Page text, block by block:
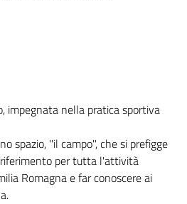
impegnata nella pratica sportiva
spazio, ''il campo'', che si prefigge
per tutta l'attività
Romagna e far conoscere ai